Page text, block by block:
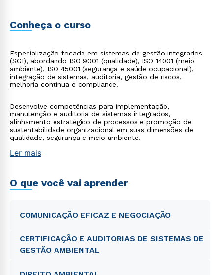
Conheça o curso
Especialização focada em sistemas de gestão integrados
(SGI), abordando ISO 9001 (qualidade), ISO 14001 (meio
ambiente), ISO 45001 (segurança e saúde ocupacional),
integração de sistemas, auditoria, gestão de riscos,
melhoria contínua e compliance.
Desenvolve competências para implementação,
manutenção e auditoria de sistemas integrados,
alinhamento estratégico de processos e promoção de
sustentabilidade organizacional em suas dimensões de
qualidade, segurança e meio ambiente.
Ler mais
O que você vai aprender
COMUNICAÇÃO EFICAZ E NEGOCIAÇÃO
CERTIFICAÇÃO E AUDITORIAS DE SISTEMAS DE
GESTÃO AMBIENTAL